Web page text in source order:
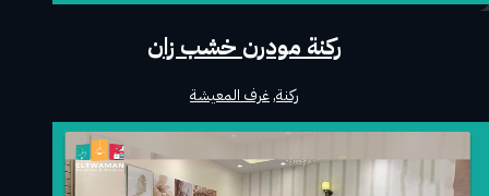
ركنة مودرن خشب زان
ركنة,غرف المعيشة